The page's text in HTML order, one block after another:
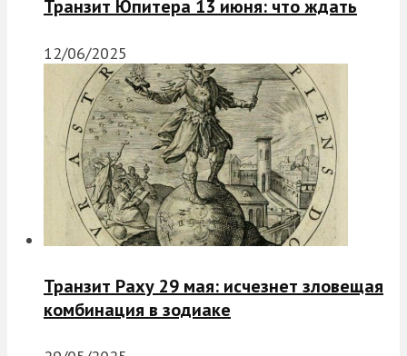
Транзит Юпитера 13 июня: что ждать
12/06/2025
Транзит Раху 29 мая: исчезнет зловещая
комбинация в зодиаке